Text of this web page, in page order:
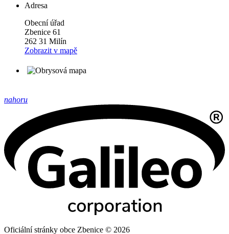
Adresa
Obecní úřad
Zbenice 61
262 31 Milín
Zobrazit v mapě
nahoru
Oficiální stránky obce Zbenice © 2026